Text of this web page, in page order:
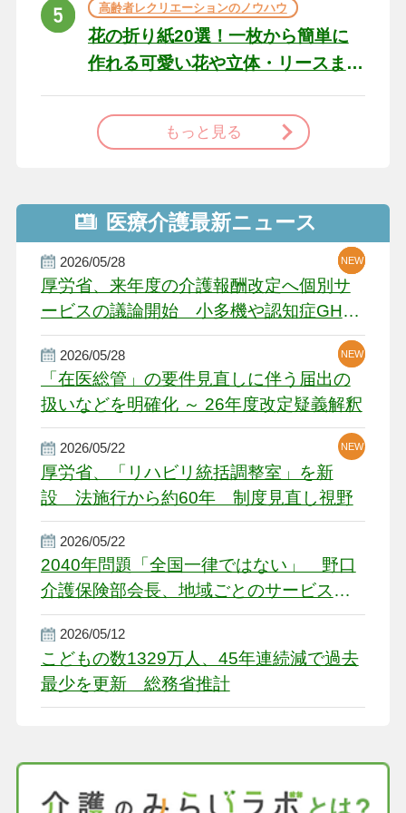
高齢者レクリエーションのノウハウ
花の折り紙20選！一枚から簡単に
作れる可愛い花や立体・リースま
もっと見る
医療介護最新ニュース
2026/05/28
厚労省、来年度の介護報酬改定へ個別サ
ービスの議論開始 小多機や認知症GH、
厳しい経営環境に危機感
NEW
NEW
NEW
2026/05/28
「在医総管」の要件見直しに伴う届出の
扱いなどを明確化 ～ 26年度改定疑義解釈
NEW
NEW
2026/05/22
厚労省、「リハビリ統括調整室」を新
設 法施行から約60年 制度見直し視野
NEW
2026/05/22
2040年問題「全国一律ではない」 野口
介護保険部会長、地域ごとのサービス基
盤整備を促す
2026/05/12
こどもの数1329万人、45年連続減で過去
最少を更新 総務省推計